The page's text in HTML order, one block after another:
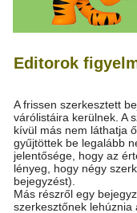
Editorok
A frissen szerkesztett
várólistáira kerülnek. A
kívül más nem láthatja
gyűjtöttek be legalább
jelentősége, hogy az
lényeg, hogy négy
bejegyzést).
Más részről egy
szerkesztőnek